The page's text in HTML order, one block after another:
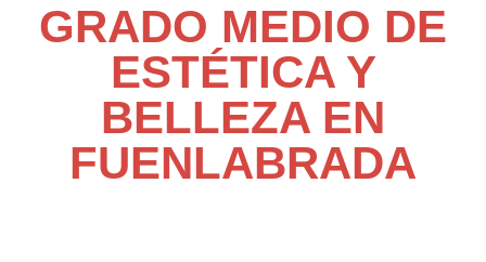
GRADO MEDIO DE
ESTÉTICA Y
BELLEZA EN
FUENLABRADA